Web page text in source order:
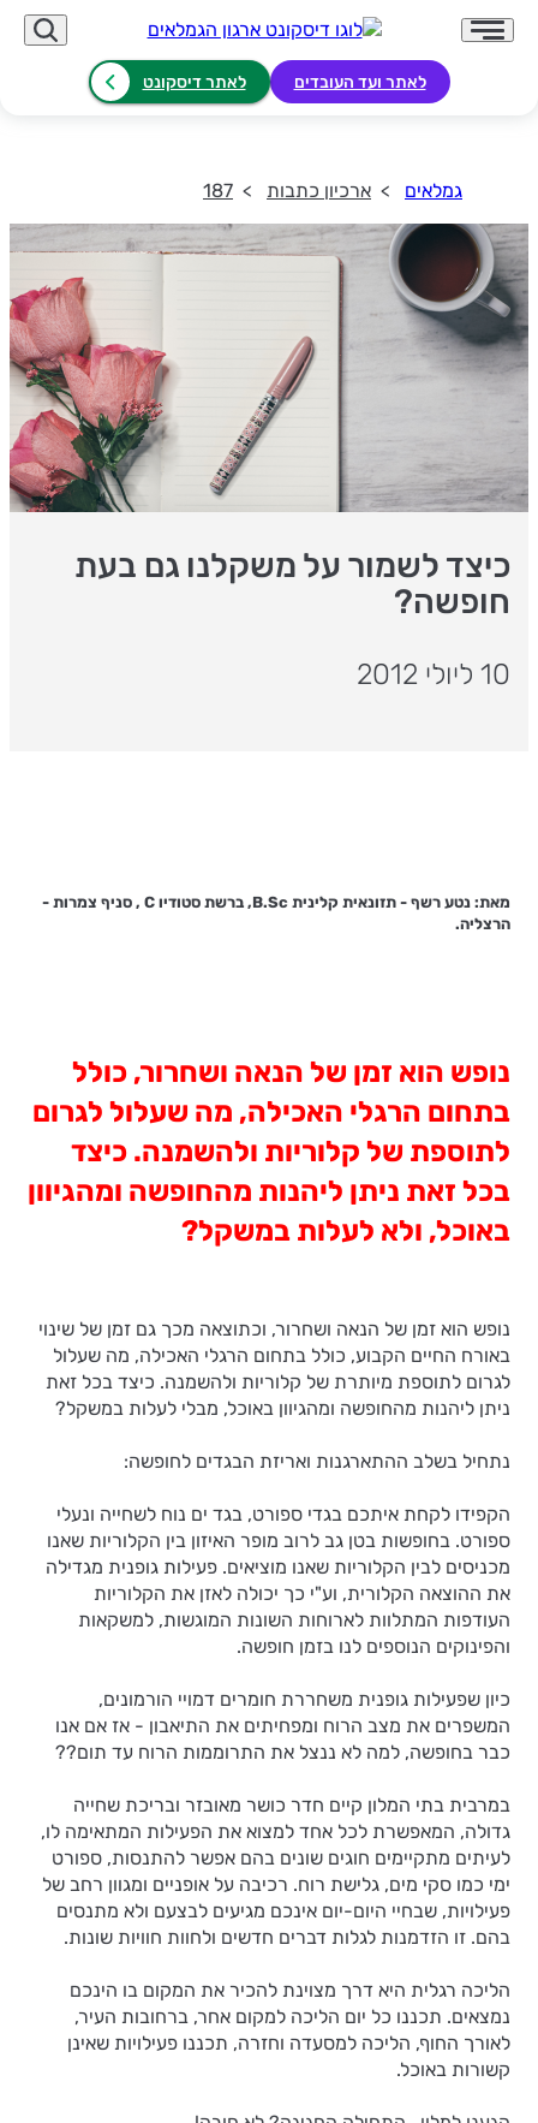
לאתר ועד העובדים לאתר דיסקונט
גמלאים ארכיון כתבות 187
כיצד לשמור על משקלנו גם בעת
חופשה?
10 ליולי 2012
מאת: נטע רשף - תזונאית קלינית B.Sc, ברשת סטודיו C , סניף צמרות -
הרצליה.
נופש הוא זמן של הנאה ושחרור, כולל
בתחום הרגלי האכילה, מה שעלול לגרום
לתוספת של קלוריות ולהשמנה. כיצד
בכל זאת ניתן ליהנות מהחופשה ומהגיוון
באוכל, ולא לעלות במשקל?
נופש הוא זמן של הנאה ושחרור, וכתוצאה מכך גם זמן של שינוי
באורח החיים הקבוע, כולל בתחום הרגלי האכילה, מה שעלול
לגרום לתוספת מיותרת של קלוריות ולהשמנה. כיצד בכל זאת
ניתן ליהנות מהחופשה ומהגיוון באוכל, מבלי לעלות במשקל?
נתחיל בשלב ההתארגנות ואריזת הבגדים לחופשה:
הקפידו לקחת איתכם בגדי ספורט, בגד ים נוח לשחייה ונעלי
ספורט. בחופשות בטן גב לרוב מופר האיזון בין הקלוריות שאנו
מכניסים לבין הקלוריות שאנו מוציאים. פעילות גופנית מגדילה
את ההוצאה הקלורית, וע"י כך יכולה לאזן את הקלוריות
העודפות המתלוות לארוחות השונות המוגשות, למשקאות
והפינוקים הנוספים לנו בזמן חופשה.
כיון שפעילות גופנית משחררת חומרים דמויי הורמונים,
המשפרים את מצב הרוח ומפחיתים את התיאבון - אז אם אנו
כבר בחופשה, למה לא ננצל את התרוממות הרוח עד תום??
במרבית בתי המלון קיים חדר כושר מאובזר ובריכת שחייה
גדולה, המאפשרת לכל אחד למצוא את הפעילות המתאימה לו,
לעיתים מתקיימים חוגים שונים בהם אפשר להתנסות, ספורט
ימי כמו סקי מים, גלישת רוח. רכיבה על אופניים ומגוון רחב של
פעילויות, שבחיי היום-יום אינכם מגיעים לבצעם ולא מתנסים
בהם. זו הזדמנות לגלות דברים חדשים ולחוות חוויות שונות.
הליכה רגלית היא דרך מצוינת להכיר את המקום בו הינכם
נמצאים. תכננו כל יום הליכה למקום אחר, ברחובות העיר,
לאורך החוף, הליכה למסעדה וחזרה, תכננו פעילויות שאינן
קשורות באוכל.